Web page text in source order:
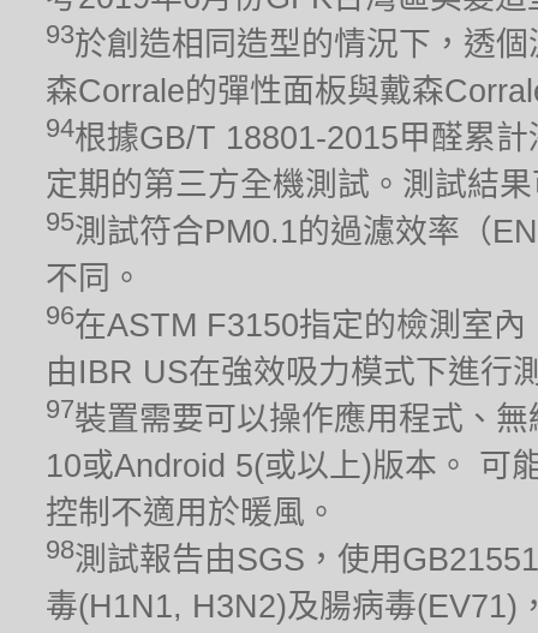
93於創造相同造型的情況下，透
森Corrale的彈性面板與戴森
94根據GB/T 18801-2015甲醛累
定期的第三方全機測試。測試結
95測試符合PM0.1的過濾效率（
不同。
96在ASTM F3150指定的檢測室
由IBR US在強效吸力模式下進行
97裝置需要可以操作應用程式、
10或Android 5(或以上)版本。 可
控制不適用於暖風。
98測試報告由SGS，使用
毒(H1N1, H3N2)及腸病毒(EV71)